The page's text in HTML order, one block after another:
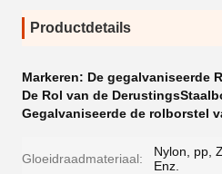
Productdetails
Markeren: De gegalvaniseerde
De Rol van de
Gegalvaniseerde de rolborstel
Gloeidraadmateriaal:
Nylon, pp,
Enz.